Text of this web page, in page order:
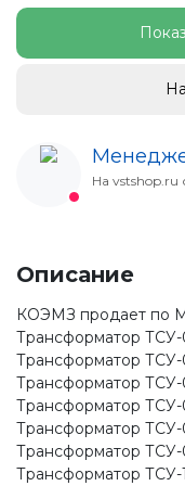
На vstshop.ru
Описание
КОЭМЗ продает по
Трансформатор ТСУ-
Трансформатор ТСУ-
Трансформатор ТСУ-
Трансформатор ТСУ-
Трансформатор ТСУ-
Трансформатор ТСУ-
Трансформатор ТСУ-